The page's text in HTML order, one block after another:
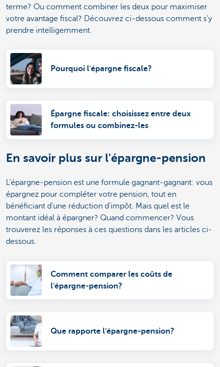
terme? Ou comment combiner les deux pour maximiser
votre avantage fiscal? Découvrez ci-dessous comment s'y
prendre intelligemment.
Pourquoi l'épargne fiscale?
Épargne fiscale: choisissez entre deux
formules ou combinez-les
En savoir plus sur l'épargne-pension
L'épargne-pension est une formule gagnant-gagnant: vous
épargnez pour compléter votre pension, tout en
bénéficiant d'une réduction d'impôt. Mais quel est le
montant idéal à épargner? Quand commencer? Vous
trouverez les réponses à ces questions dans les articles ci-
dessous.
Comment comparer les coûts de
l'épargne-pension?
Que rapporte l'épargne-pension?